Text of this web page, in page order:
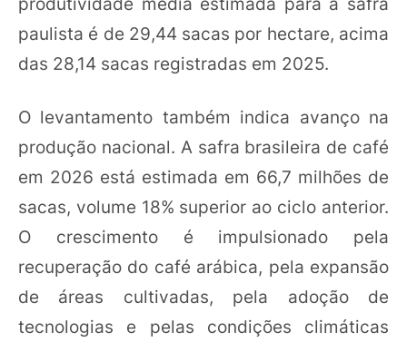
paulista é de 29,44 sacas por hectare, acima
das 28,14 sacas registradas em 2025.
O levantamento também indica avanço na
produção nacional. A safra brasileira de café
em 2026 está estimada em 66,7 milhões de
sacas, volume 18% superior ao ciclo anterior.
O crescimento é impulsionado pela
recuperação do café arábica, pela expansão
de áreas cultivadas, pela adoção de
tecnologias e pelas condições climáticas